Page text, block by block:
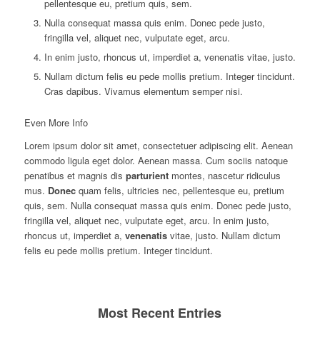
pellentesque eu, pretium quis, sem.
Nulla consequat massa quis enim. Donec pede justo,
fringilla vel, aliquet nec, vulputate eget, arcu.
In enim justo, rhoncus ut, imperdiet a, venenatis vitae, justo.
Nullam dictum felis eu pede mollis pretium. Integer tincidunt.
Cras dapibus. Vivamus elementum semper nisi.
Even More Info
Lorem ipsum dolor sit amet, consectetuer adipiscing elit. Aenean
commodo ligula eget dolor. Aenean massa. Cum sociis natoque
penatibus et magnis dis parturientmontes, nascetur ridiculus
mus. Donecquam felis, ultricies nec, pellentesque eu, pretium
quis, sem. Nulla consequat massa quis enim. Donec pede justo,
fringilla vel, aliquet nec, vulputate eget, arcu. In enim justo,
rhoncus ut, imperdiet a, venenatisvitae, justo. Nullam dictum
felis eu pede mollis pretium. Integer tincidunt.
Most Recent Entries